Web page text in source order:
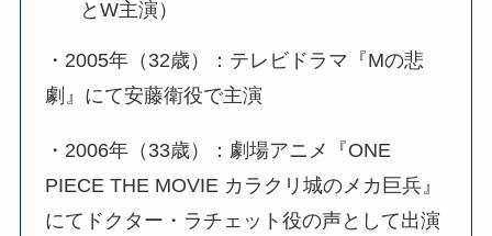
とW主演）
・2005年（32歳）：テレビドラマ『Mの悲
劇』にて安藤衛役で主演
・2006年（33歳）：劇場アニメ『ONE
PIECE THE MOVIE カラクリ城のメカ巨兵』
にてドクター・ラチェット役の声として出演